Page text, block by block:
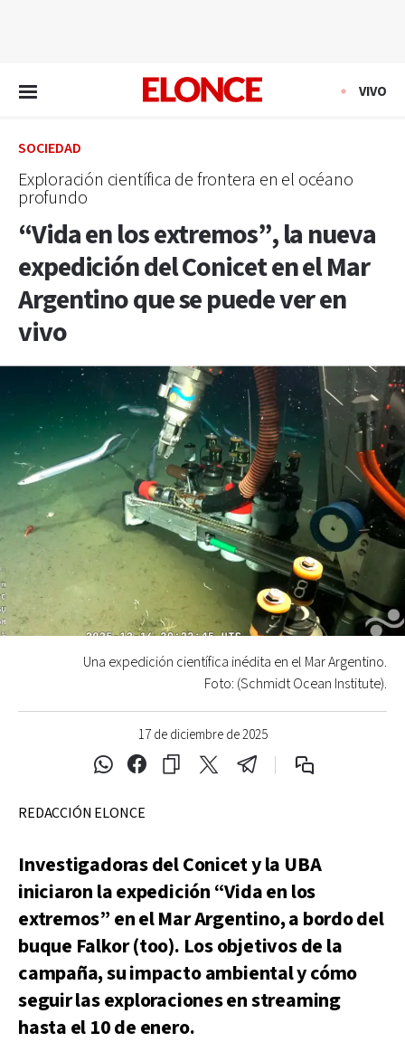
VIVO
SOCIEDAD
Exploración científica de frontera en el océano
profundo
“Vida en los extremos”, la nueva
expedición del Conicet en el Mar
Argentino que se puede ver en
vivo
17 de diciembre de 2025
Una expedición científica inédita en el Mar Argentino.
Foto: (Schmidt Ocean Institute).
REDACCIÓN ELONCE
Investigadoras del Conicet y la UBA
iniciaron la expedición “Vida en los
extremos” en el Mar Argentino, a bordo del
buque Falkor (too). Los objetivos de la
campaña, su impacto ambiental y cómo
seguir las exploraciones en streaming
hasta el 10 de enero.